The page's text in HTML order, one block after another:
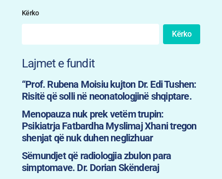
Kërko
Kërko
Lajmet e fundit
“Prof. Rubena Moisiu kujton Dr. Edi Tushen:
Risitë që solli në neonatologjinë shqiptare.
Menopauza nuk prek vetëm trupin:
Psikiatrja Fatbardha Myslimaj Xhani tregon
shenjat që nuk duhen neglizhuar
Sëmundjet që radiologjia zbulon para
simptomave. Dr. Dorian Skënderaj